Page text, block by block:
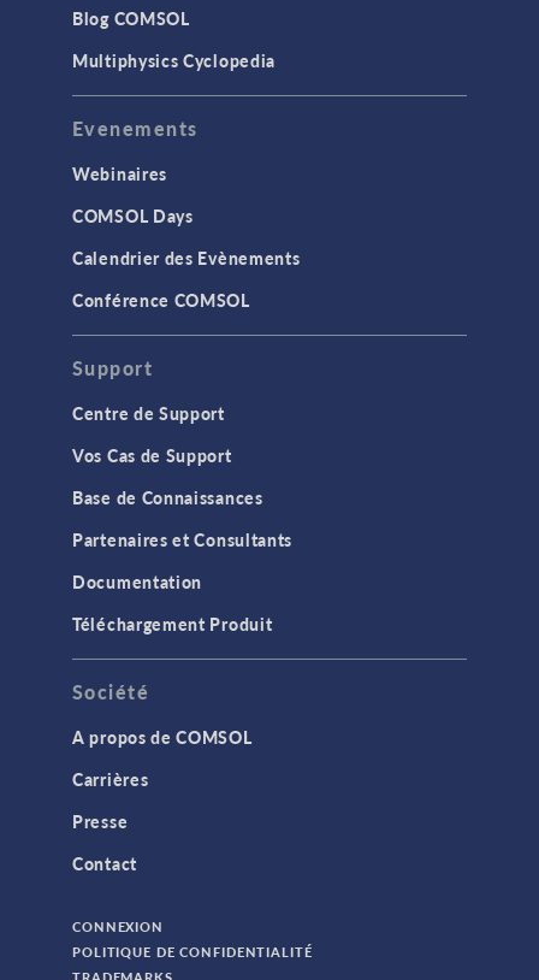
Blog COMSOL
Multiphysics Cyclopedia
Evenements
Webinaires
COMSOL Days
Calendrier des Evènements
Conférence COMSOL
Support
Centre de Support
Vos Cas de Support
Base de Connaissances
Partenaires et Consultants
Documentation
Téléchargement Produit
Société
A propos de COMSOL
Carrières
Presse
Contact
CONNEXION
POLITIQUE DE CONFIDENTIALITÉ